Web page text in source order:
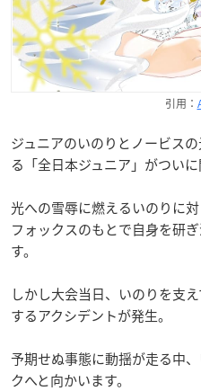
引用：
ジュニアのいのりとノービス
る「全日本ジュニア」がついに
光への雪辱に燃えるいのりに
フォックスのもとで自身を研
す。
しかし大会当日、いのりを支
するアクシデントが発生。
予期せぬ事態に動揺が走る中
クへと向かいます。